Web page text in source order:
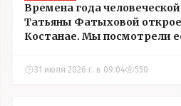
Времена года
Татьяны Фатыховой
Костанае. Мы посмотрели
31 июля 2026 г. в 09:04 550